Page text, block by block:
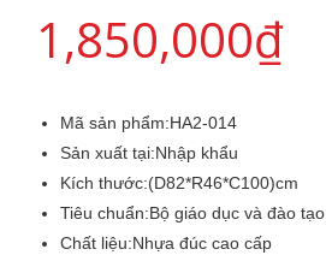
1,850,000₫
Mã sản phẩm:HA2-014
Sản xuất tại:Nhập khẩu
Kích thước:(D82*R46*C100)cm
Tiêu chuẩn:Bộ giáo dục và đào tạo
Chất liệu:Nhựa đúc cao cấp